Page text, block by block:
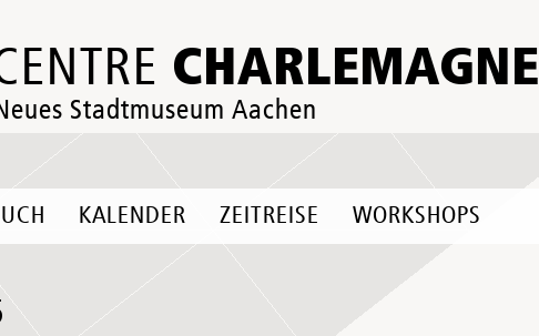
CHARLEMAGNE
Stadtmuseum Aachen
KALENDER ZEITREISE WORKSHOPS